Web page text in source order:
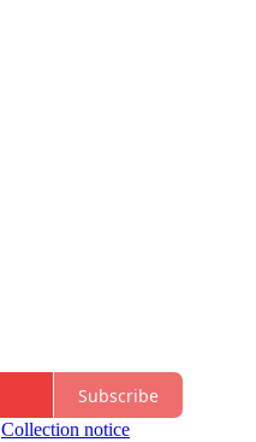
Subscribe
Collection notice